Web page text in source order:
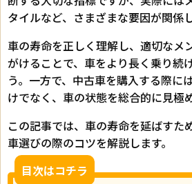
タイルなど、さまざまな要因が関係
車の寿命を正しく理解し、適切なメ
がけることで、車をより長く乗り続
う。一方で、中古車を購入する際に
けでなく、車の状態を総合的に見極
この記事では、車の寿命を延ばすた
車選びの際のコツを解説します。
目次はコチラ